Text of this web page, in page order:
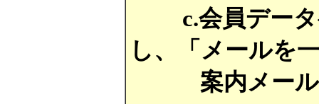
c.会員データ
し、「メールを
案内メール等